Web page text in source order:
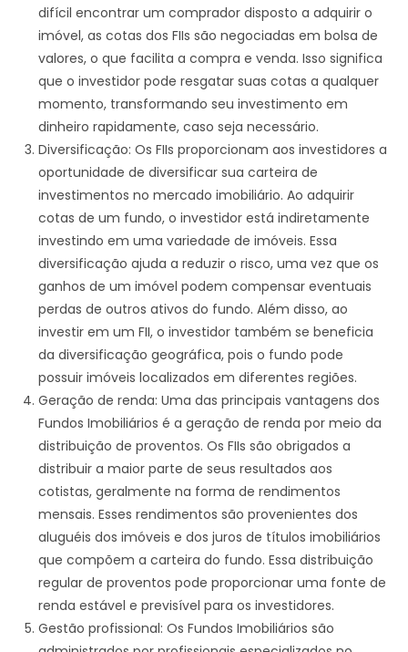
difícil encontrar um comprador disposto a adquirir o
imóvel, as cotas dos FIIs são negociadas em bolsa de
valores, o que facilita a compra e venda. Isso significa
que o investidor pode resgatar suas cotas a qualquer
momento, transformando seu investimento em
dinheiro rapidamente, caso seja necessário.
Diversificação: Os FIIs proporcionam aos investidores a
oportunidade de diversificar sua carteira de
investimentos no mercado imobiliário. Ao adquirir
cotas de um fundo, o investidor está indiretamente
investindo em uma variedade de imóveis. Essa
diversificação ajuda a reduzir o risco, uma vez que os
ganhos de um imóvel podem compensar eventuais
perdas de outros ativos do fundo. Além disso, ao
investir em um FII, o investidor também se beneficia
da diversificação geográfica, pois o fundo pode
possuir imóveis localizados em diferentes regiões.
Geração de renda: Uma das principais vantagens dos
Fundos Imobiliários é a geração de renda por meio da
distribuição de proventos. Os FIIs são obrigados a
distribuir a maior parte de seus resultados aos
cotistas, geralmente na forma de rendimentos
mensais. Esses rendimentos são provenientes dos
aluguéis dos imóveis e dos juros de títulos imobiliários
que compõem a carteira do fundo. Essa distribuição
regular de proventos pode proporcionar uma fonte de
renda estável e previsível para os investidores.
Gestão profissional: Os Fundos Imobiliários são